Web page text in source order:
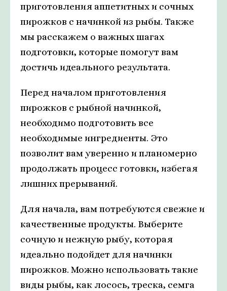
приготовления аппетитных и сочных
пирожков с начинкой из рыбы. Также
мы расскажем о важных шагах
подготовки, которые помогут вам
достичь идеального результата.
Перед началом приготовления
пирожков с рыбной начинкой,
необходимо подготовить все
необходимые ингредиенты. Это
позволит вам уверенно и планомерно
продолжать процесс готовки, избегая
лишних прерываний.
Для начала, вам потребуются свежие и
качественные продукты. Выберите
сочную и нежную рыбу, которая
идеально подойдет для начинки
пирожков. Можно использовать такие
виды рыбы, как лосось, треска, семга